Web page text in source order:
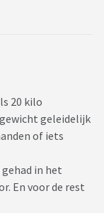
20 kilo
geleidelijk
of iets
in het
En voor de rest